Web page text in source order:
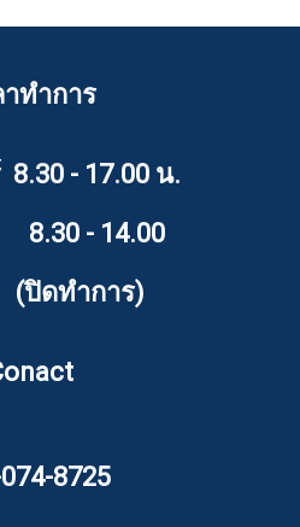
าทำการ
- 17.00 น.
- 14.00
(ปิดทำการ)
8725